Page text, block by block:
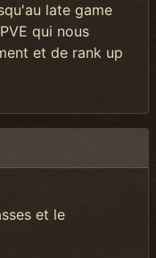
late game
qui nous
et de rank up
et le